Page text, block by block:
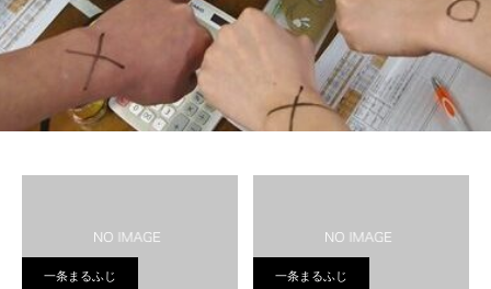
一条まるふじ 一条まるふじ